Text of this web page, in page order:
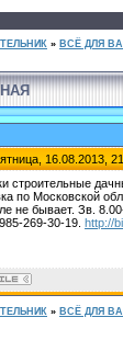
» ВСЁ ДЛЯ
16.08.2013,
строительные
по Московской
не бывает. Зв.
269-30-19. http://
» ВСЁ ДЛЯ